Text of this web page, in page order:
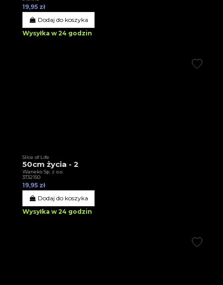
19,95 zł
Dodaj do koszyka
Wysyłka w 24 godzin
Slice of Life
50cm życia - 2
Waneko Sp. z o.o.
3T32150
19,95 zł
Dodaj do koszyka
Wysyłka w 24 godzin